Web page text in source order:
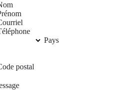
Pays
postal